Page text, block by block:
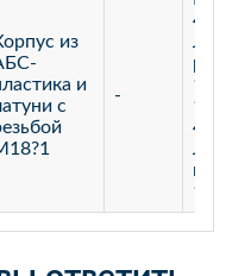
из
и
с
-
400
100